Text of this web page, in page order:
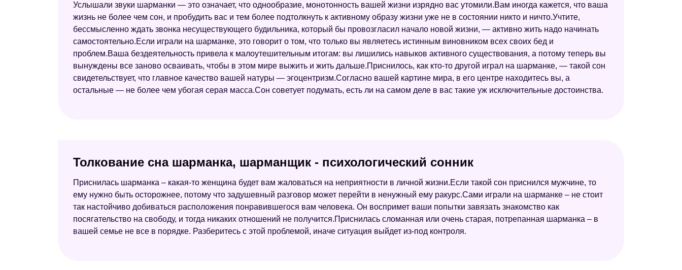
Услышали звуки шарманки — это означает, что однообразие, монотонность вашей жизни изрядно вас утомили.Вам иногда кажется, что ваша
жизнь не более чем сон, и пробудить вас и тем более подтолкнуть к активному образу жизни уже не в состоянии никто и ничто.Учтите,
бессмысленно ждать звонка несуществующего будильника, который бы провозгласил начало новой жизни, — активно жить надо начинать
самостоятельно.Если играли на шарманке, это говорит о том, что только вы являетесь истинным виновником всех своих бед и
проблем.Ваша бездеятельность привела к малоутешительным итогам: вы лишились навыков активного существования, а потому теперь вы
вынуждены все заново осваивать, чтобы в этом мире выжить и жить дальше.Приснилось, как кто-то другой играл на шарманке, — такой сон
свидетельствует, что главное качество вашей натуры — эгоцентризм.Согласно вашей картине мира, в его центре находитесь вы, а
остальные — не более чем убогая серая масса.Сон советует подумать, есть ли на самом деле в вас такие уж исключительные достоинства.
Толкование сна шарманка, шарманщик - психологический сонник
Приснилась шарманка – какая-то женщина будет вам жаловаться на неприятности в личной жизни.Если такой сон приснился мужчине, то
ему нужно быть осторожнее, потому что задушевный разговор может перейти в ненужный ему ракурс.Сами играли на шарманке – не стоит
так настойчиво добиваться расположения понравившегося вам человека. Он воспримет ваши попытки завязать знакомство как
посягательство на свободу, и тогда никаких отношений не получится.Приснилась сломанная или очень старая, потрепанная шарманка – в
вашей семье не все в порядке. Разберитесь с этой проблемой, иначе ситуация выйдет из-под контроля.